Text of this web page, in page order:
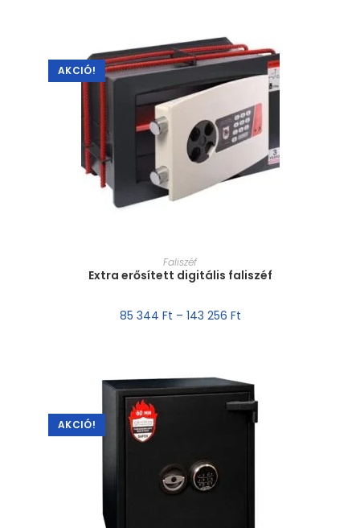
AKCIÓ!
MÉRET VÁLASZTÁSA
Faliszéf
Extra erősített digitális faliszéf
85 344 Ft – 143 256 Ft
AKCIÓ!